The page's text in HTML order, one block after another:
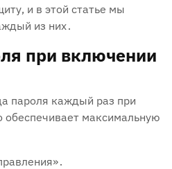
и в этой статье мы
из них․
при включении
пароля каждый раз при
обеспечивает максимальную